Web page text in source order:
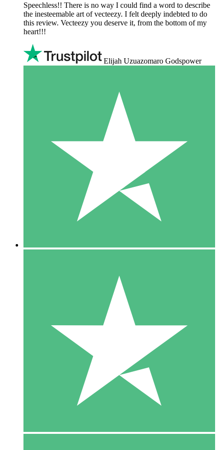
Speechless!! There is no way I could find a word to describe
the inesteemable art of vecteezy. I felt deeply indebted to do
this review. Vecteezy you deserve it, from the bottom of my
heart!!!
Elijah Uzuazomaro Godspower